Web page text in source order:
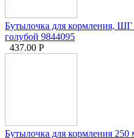
Бутылочка для кормления,
голубой 9844095
437.00 Р
Бутылочка для кормления 250